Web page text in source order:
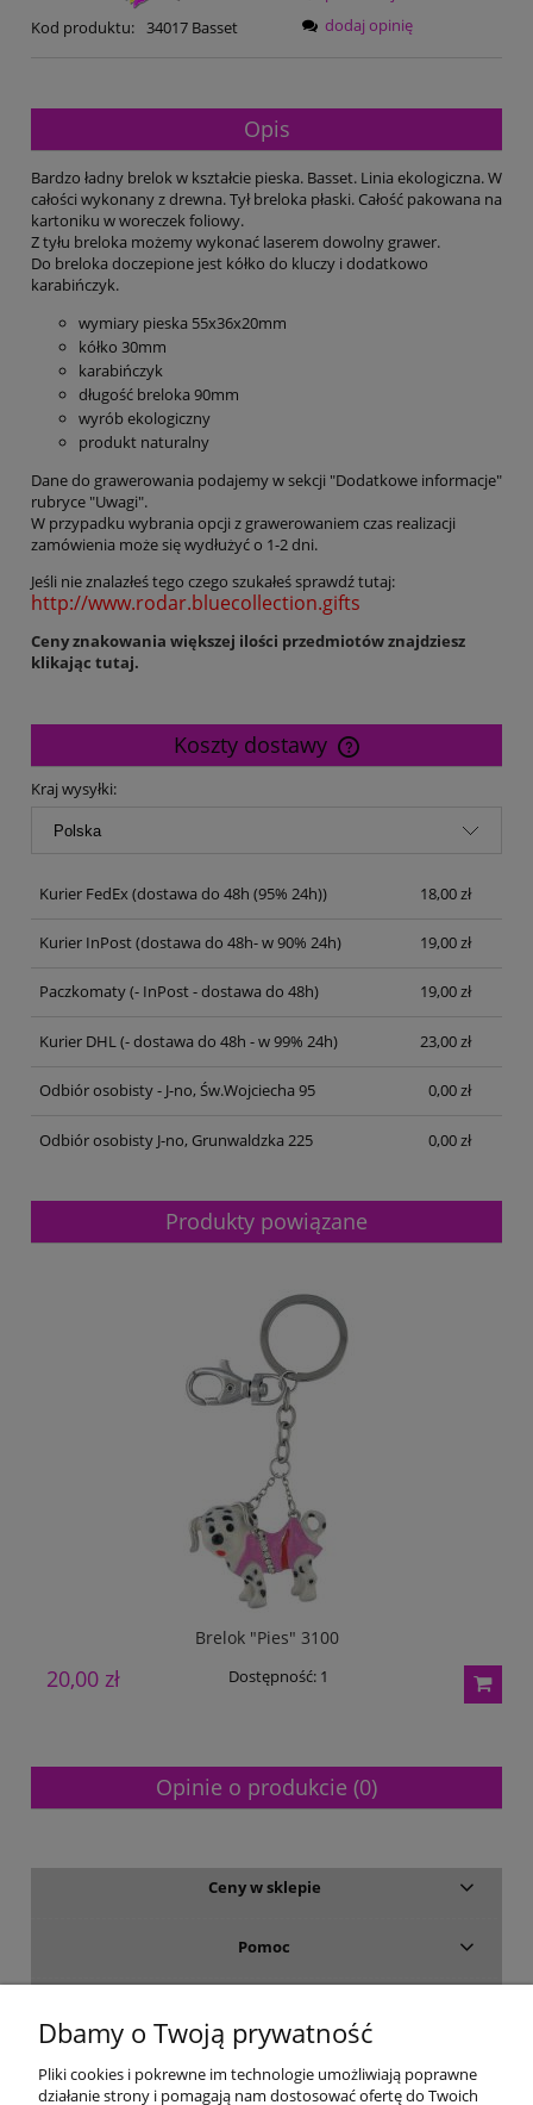
Kod produktu: 34017 Basset
dodaj opinię
Opis
Bardzo ładny brelok w kształcie pieska. Basset. Linia ekologiczna. W
całości wykonany z drewna. Tył breloka płaski. Całość pakowana na
kartoniku w woreczek foliowy.
Z tyłu breloka możemy wykonać laserem dowolny grawer.
Do breloka doczepione jest kółko do kluczy i dodatkowo
karabińczyk.
wymiary pieska 55x36x20mm
kółko 30mm
karabińczyk
długość breloka 90mm
wyrób ekologiczny
produkt naturalny
Dane do grawerowania podajemy w sekcji "Dodatkowe informacje"
rubryce "Uwagi".
W przypadku wybrania opcji z grawerowaniem czas realizacji
zamówienia może się wydłużyć o 1-2 dni.
Jeśli nie znalazłeś tego czego szukałeś sprawdź tutaj:
http://www.rodar.bluecollection.gifts
Ceny znakowania większej ilości przedmiotów znajdziesz
klikając tutaj.
Koszty dostawy
Cena nie zawiera ewentualnych kosztów płatności
Kraj wysyłki:
Kurier FedEx(dostawa do 48h (95% 24h)) 18,00 zł
Kurier InPost(dostawa do 48h- w 90% 24h) 19,00 zł
Paczkomaty(- InPost - dostawa do 48h) 19,00 zł
Kurier DHL(- dostawa do 48h - w 99% 24h) 23,00 zł
Odbiór osobisty - J-no, Św.Wojciecha 95 0,00 zł
Odbiór osobisty J-no, Grunwaldzka 225 0,00 zł
Produkty powiązane
Brelok "Pies" 3100
20,00 zł Dostępność: 1
Opinie o produkcie (0)
Ceny w sklepie
Pomoc
Moje konto
Dbamy o Twoją prywatność
Pliki cookies i pokrewne im technologie umożliwiają poprawne
działanie strony i pomagają nam dostosować ofertę do Twoich